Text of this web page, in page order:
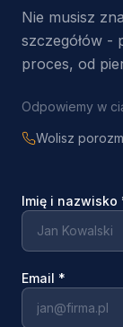
Nie musisz
szczegółów -
proces, od
Odpowiemy w
Wolisz
Imię i nazwisko
Email *